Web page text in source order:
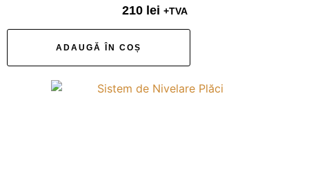
210 lei +TVA
ADAUGĂ ÎN COȘ